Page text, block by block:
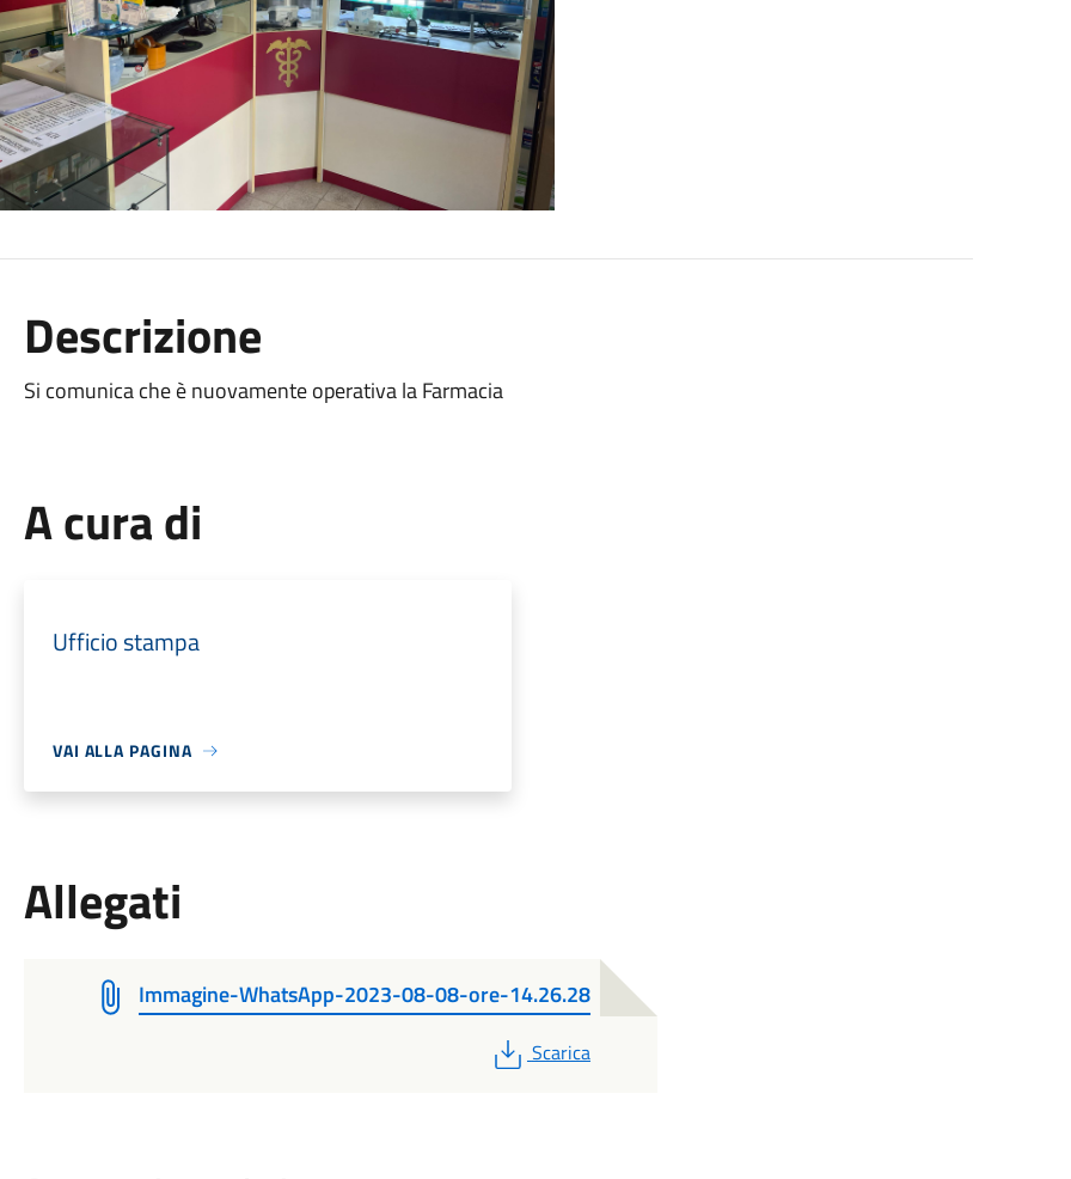
Descrizione
Si comunica che è nuovamente operativa la Farmacia
A cura di
Ufficio stampa
VAI ALLA PAGINA
Allegati
Immagine-WhatsApp-2023-08-08-ore-14.26.28
PDF
Scarica